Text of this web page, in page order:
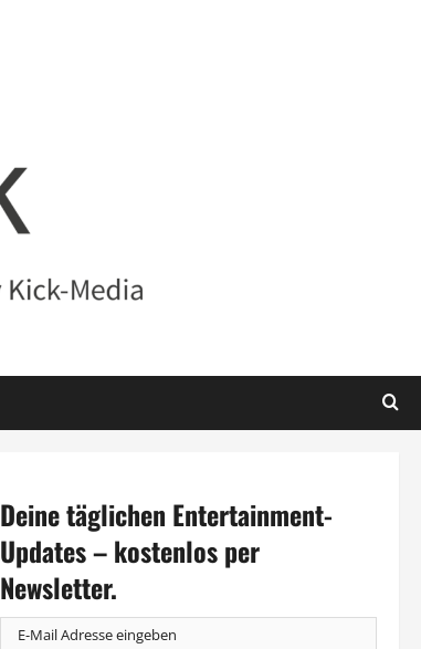
Deine täglichen Entertainment-
Updates – kostenlos per
Newsletter.